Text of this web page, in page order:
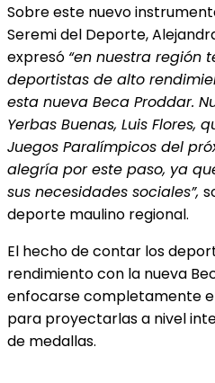
Sobre este nuevo
Seremi del Deporte,
expresó “en nuestra región
deportistas de alto
esta nueva Beca Proddar.
Yerbas Buenas, Luis Flores,
Juegos Paralímpicos del
alegría por este paso, ya
sus necesidades sociales”,
deporte maulino regional.
El hecho de contar los
rendimiento con la nueva
enfocarse completamente
para proyectarlas a nivel
de medallas.